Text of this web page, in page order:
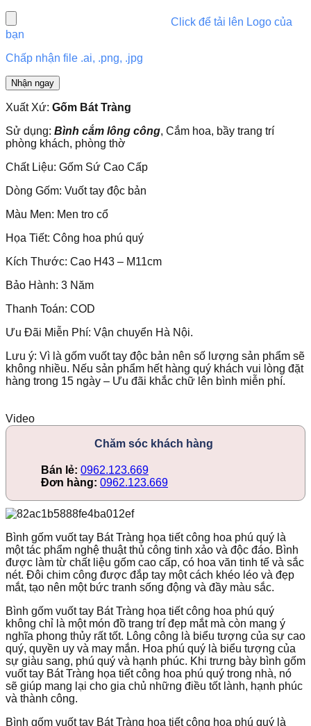
Click để tải lên Logo của
bạn
Chấp nhận file .ai, .png, .jpg
Xuất Xứ: Gốm Bát Tràng
Sử dụng: Bình cắm lông công, Cắm hoa, bầy trang trí
phòng khách, phòng thờ
Chất Liệu: Gốm Sứ Cao Cấp
Dòng Gốm: Vuốt tay độc bản
Màu Men: Men tro cổ
Họa Tiết: Công hoa phú quý
Kích Thước: Cao H43 – M11cm
Bảo Hành: 3 Năm
Thanh Toán: COD
Ưu Đãi Miễn Phí: Vận chuyển Hà Nội.
Lưu ý: Vì là gốm vuốt tay độc bản nên số lượng sản phẩm sẽ
không nhiều. Nếu sản phẩm hết hàng quý khách vui lòng đặt
hàng trong 15 ngày – Ưu đãi khắc chữ lên bình miễn phí.
Video
Chăm sóc khách hàng
Bán lẻ: 0962.123.669
Đơn hàng: 0962.123.669
Bình gốm vuốt tay Bát Tràng họa tiết công hoa phú quý là
một tác phẩm nghệ thuật thủ công tinh xảo và độc đáo. Bình
được làm từ chất liệu gốm cao cấp, có hoa văn tinh tế và sắc
nét. Đôi chim công được đắp tay một cách khéo léo và đẹp
mắt, tạo nên một bức tranh sống động và đầy màu sắc.
Bình gốm vuốt tay Bát Tràng họa tiết công hoa phú quý
không chỉ là một món đồ trang trí đẹp mắt mà còn mang ý
nghĩa phong thủy rất tốt. Lông công là biểu tượng của sự cao
quý, quyền uy và may mắn. Hoa phú quý là biểu tượng của
sự giàu sang, phú quý và hạnh phúc. Khi trưng bày bình gốm
vuốt tay Bát Tràng họa tiết công hoa phú quý trong nhà, nó
sẽ giúp mang lại cho gia chủ những điều tốt lành, hạnh phúc
và thành công.
Bình gốm vuốt tay Bát Tràng họa tiết công hoa phú quý là